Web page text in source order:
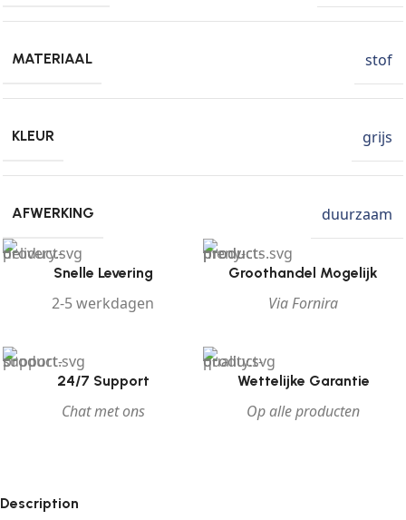
MATERIAAL stof
KLEUR grijs
AFWERKING duurzaam
Snelle Levering
2-5 werkdagen
Groothandel Mogelijk
Via Fornira
24/7 Support
Chat met ons
Wettelijke Garantie
Op alle producten
Description